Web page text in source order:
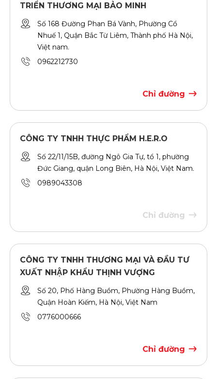
TRIỂN THƯƠNG MẠI BẢO MINH
Số 168 Đường Phan Bá Vành, Phường Cổ
Nhuế 1, Quận Bắc Từ Liêm, Thành phố Hà Nội,
Việt nam.
0962212730
Chỉ đường
CÔNG TY TNHH THỰC PHẨM H.E.R.O
Số 22/11/15B, đường Ngô Gia Tự, tổ 1, phường
Đức Giang, quận Long Biên, Hà Nội, Việt Nam.
0989043308
Chỉ đường
CÔNG TY TNHH THƯƠNG MẠI VÀ ĐẦU TƯ
XUẤT NHẬP KHẨU THỊNH VƯỢNG
Số 20, Phố Hàng Buồm, Phường Hàng Buồm,
Quận Hoàn Kiếm, Hà Nội, Việt Nam
0776000666
Chỉ đường